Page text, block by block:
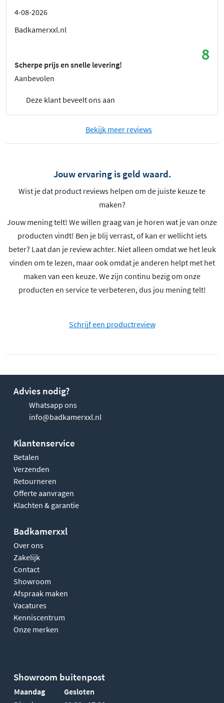
4-08-2026
Badkamerxxl.nl
8
Scherpe prijs en snelle levering!
Aanbevolen
Deze klant beveelt ons aan
Bekijk meer reviews
Jouw ervaring is geld waard.
Wist je dat product reviews helpen om de juiste keuze te
maken?
Jouw mening telt! We willen graag van je horen wat je van onze
producten vindt! Ben je blij verrast, of kan er wellicht iets
beter? Laat dan je review achter. Niet alleen omdat we het leuk
vinden om te lezen, maar ook omdat je anderen helpt met het
maken van een keuze. We zijn continu bezig om onze
producten en service te verbeteren, dus jou mening telt!
Schrijf een productreview
Advies nodig?
Whatsapp ons
info@badkamerxxl.nl
Klantenservice
Betalen
Verzenden
Retourneren
Offerte aanvragen
Klachten & garantie
Badkamerxxl
Over ons
Zakelijk
Contact
Showroom
Afspraak maken
Vacatures
Kenniscentrum
Onze merken
Showroom buitenpost
Maandag
Gesloten